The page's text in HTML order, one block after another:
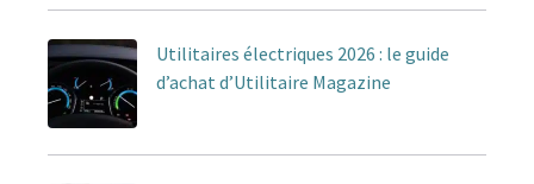
Utilitaires électriques 2026 : le guide
d’achat d’Utilitaire Magazine